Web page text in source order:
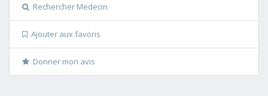
Rechercher Medecin
Ajouter aux favoris
Donner mon avis